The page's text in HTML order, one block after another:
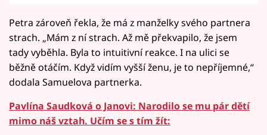
Petra zároveň řekla, že má z manželky svého partnera
strach. „Mám z ní strach. Až mě překvapilo, že jsem
tady vyběhla. Byla to intuitivní reakce. I na ulici se
běžně otáčím. Když vidím vyšší ženu, je to nepříjemné,“
dodala Samuelova partnerka.
Pavlína Saudková o Janovi: Narodilo se mu pár dětí
mimo náš vztah. Učím se s tím žít: